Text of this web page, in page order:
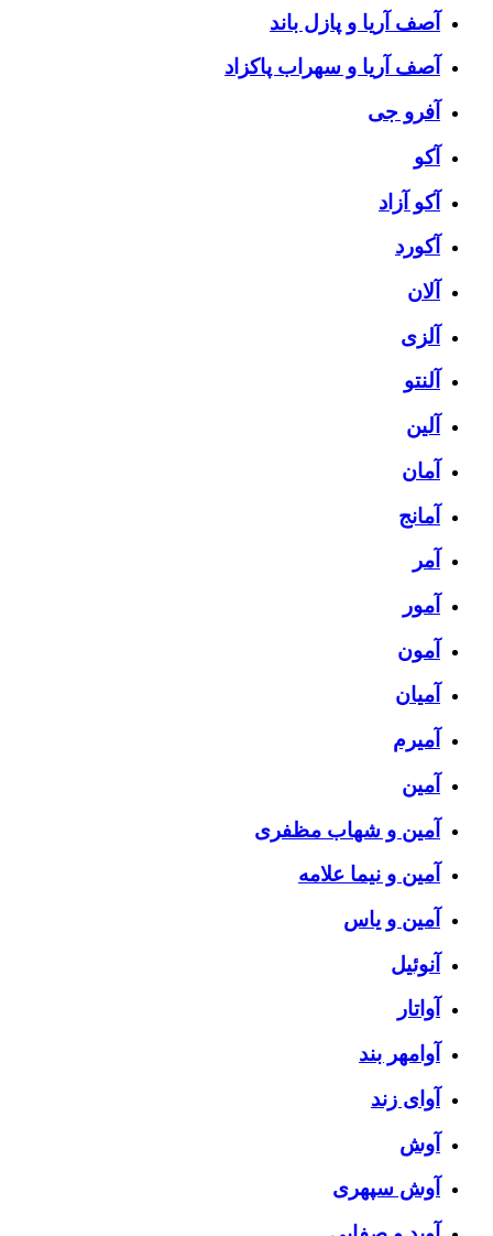
آصف آریا و پازل باند
آصف آریا و سهراب پاکزاد
آفرو جی
آکو
آکو آزاد
آکورد
آلان
آلزی
آلنتو
آلین
آمان
آمانج
آمر
آمور
آمون
آمیان
آمیرم
آمین
آمین و شهاب مظفری
آمین و نیما علامه
آمین و یاس
آنوئیل
آواتار
آوامهر بند
آوای زند
آوش
آوش سپهری